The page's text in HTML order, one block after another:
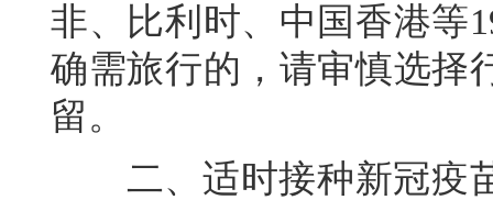
非、比利时、中国香港等
确需旅行的，请审慎选择
留。
二、适时接种新冠疫苗